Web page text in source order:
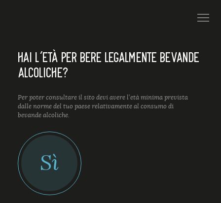
HAI L’ETÀ PER BERE LEGALMENTE BEVANDE
ALCOLICHE?
Per poter consultare il sito devi avere l’età minima prevista
dalle norme del tuo paese relativamente al consumo di
bevande alcoliche.
Sì